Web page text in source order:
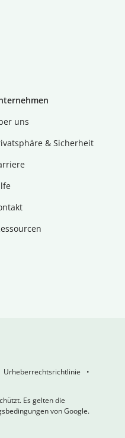
uns
& Sicherheit
Urheberrechtsrichtlinie
Es gelten die
von Google.